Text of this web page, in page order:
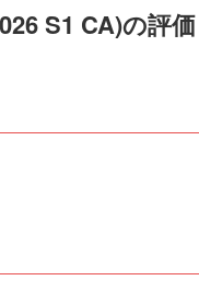
S1 CA)の評